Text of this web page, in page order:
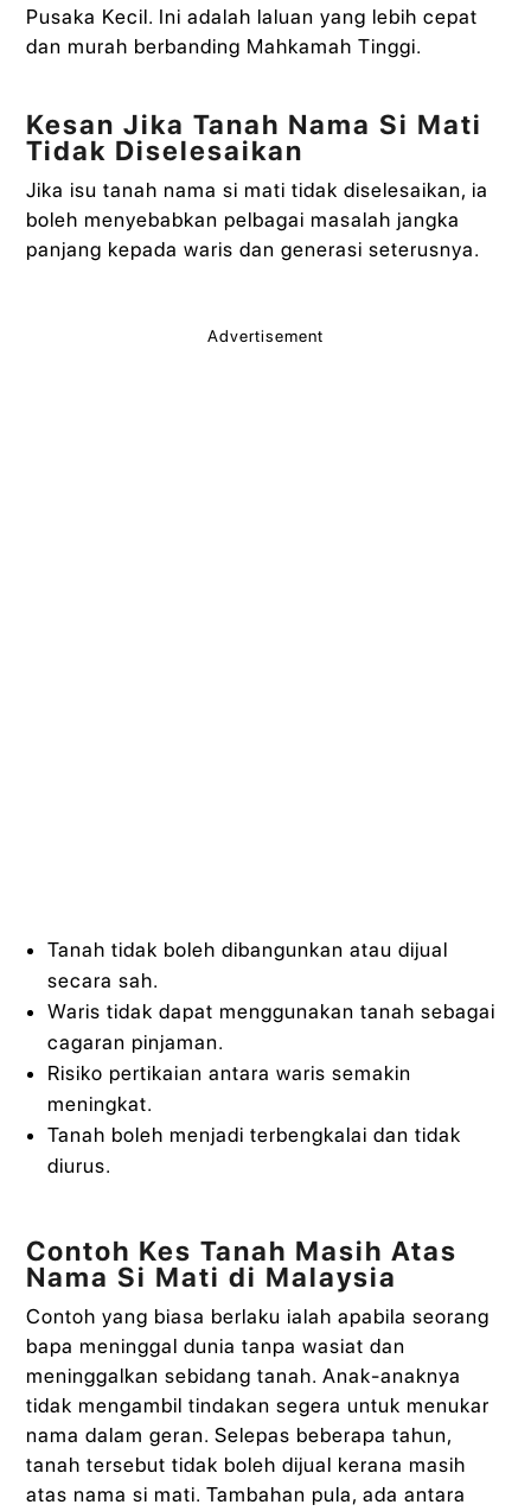
Pusaka Kecil. Ini adalah laluan yang lebih cepat
dan murah berbanding Mahkamah Tinggi.
Kesan Jika Tanah Nama Si Mati
Tidak Diselesaikan
Jika isu tanah nama si mati tidak diselesaikan, ia
boleh menyebabkan pelbagai masalah jangka
panjang kepada waris dan generasi seterusnya.
Advertisement
Tanah tidak boleh dibangunkan atau dijual
secara sah.
Waris tidak dapat menggunakan tanah sebagai
cagaran pinjaman.
Risiko pertikaian antara waris semakin
meningkat.
Tanah boleh menjadi terbengkalai dan tidak
diurus.
Contoh Kes Tanah Masih Atas
Nama Si Mati di Malaysia
Contoh yang biasa berlaku ialah apabila seorang
bapa meninggal dunia tanpa wasiat dan
meninggalkan sebidang tanah. Anak-anaknya
tidak mengambil tindakan segera untuk menukar
nama dalam geran. Selepas beberapa tahun,
tanah tersebut tidak boleh dijual kerana masih
atas nama si mati. Tambahan pula, ada antara